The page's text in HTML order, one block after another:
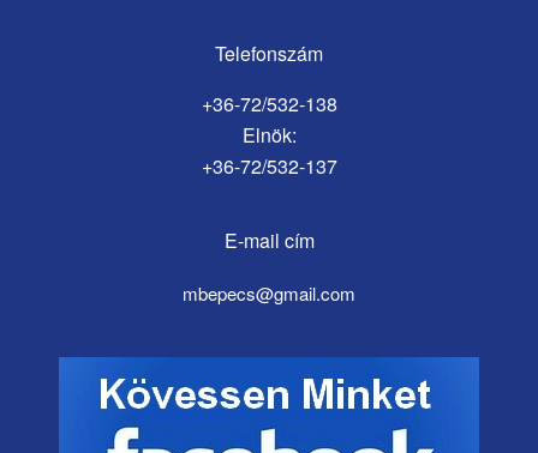
Telefonszám
+36-72/532-138
Elnök:
+36-72/532-137
E-mail cím
mbepecs@gmail.com